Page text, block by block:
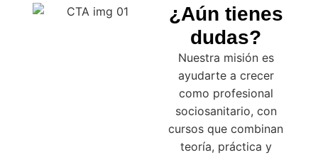
¿Aún tienes
dudas?
Nuestra misión es
ayudarte a crecer
como profesional
sociosanitario, con
cursos que combinan
teoría, práctica y